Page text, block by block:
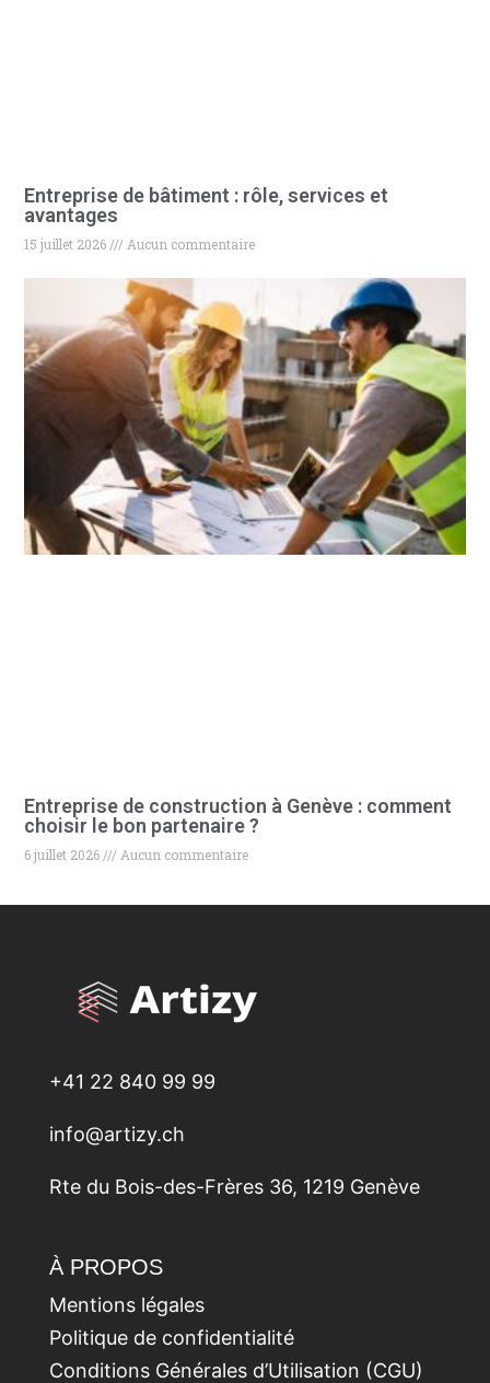
Entreprise de bâtiment : rôle, services et
avantages
15 juillet 2026 Aucun commentaire
Entreprise de construction à Genève : comment
choisir le bon partenaire ?
6 juillet 2026 Aucun commentaire
+41 22 840 99 99
info@artizy.ch
Rte du Bois-des-Frères 36, 1219 Genève
À PROPOS
Mentions légales
Politique de confidentialité
Conditions Générales d’Utilisation (CGU)